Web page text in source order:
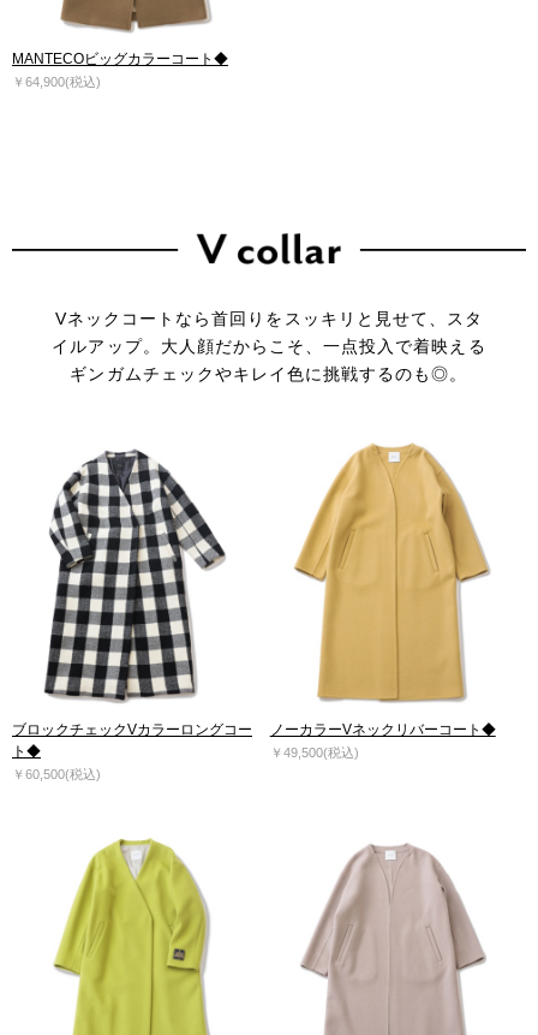
MANTECOビッグカラーコート◆
￥64,900(税込)
Vネックコートなら首回りをスッキリと見せて、スタ
イルアップ。 大人顔だからこそ、一点投入で着映える
ギンガムチェックやキレイ色に挑戦するのも◎。
ブロックチェックVカラーロングコー
ト◆
￥60,500(税込)
ノーカラーVネックリバーコート◆
￥49,500(税込)